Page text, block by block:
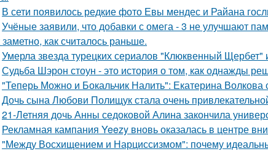
В сети появилось редкие фото Евы мендес и Райана
Учёные заявили, что добавки с омега - 3 не улучшают
заметно, как считалось раньше.
Умерла звезда турецких сериалов "Клюквенный Щербет"
Судьба Шэрон стоун - это история о том, как однажды
"Теперь Можно и Бокальчик Налить": Екатерина
Дочь сына Любови Полищук стала очень
21-Летняя дочь Анны седоковой Алина закончила
Рекламная кампания Yeezy вновь оказалась в центре
"Между Восхищением и Нарциссизмом": почему